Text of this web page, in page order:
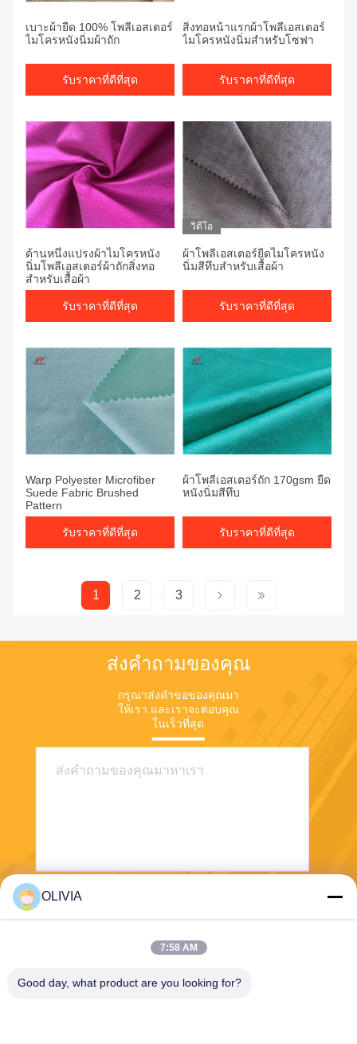
เบาะผ้ายืด 100% โพลีเอสเตอร์
ไมโครหนังนิ่มผ้าถัก
รับราคาที่ดีที่สุด
สิ่งทอหน้าแรกผ้าโพลีเอสเตอร์
ไมโครหนังนิ่มสำหรับโซฟา
รับราคาที่ดีที่สุด
ด้านหนึ่งแปรงผ้าไมโครหนัง
นิ่มโพลีเอสเตอร์ผ้าถักสิ่งทอ
สำหรับเสื้อผ้า
รับราคาที่ดีที่สุด
วิดีโอ
ผ้าโพลีเอสเตอร์ยืดไมโครหนัง
นิ่มสีทึบสำหรับเสื้อผ้า
รับราคาที่ดีที่สุด
Warp Polyester Microfiber
Suede Fabric Brushed
Pattern
รับราคาที่ดีที่สุด
ผ้าโพลีเอสเตอร์ถัก 170gsm ยืด
หนังนิ่มสีทึบ
รับราคาที่ดีที่สุด
1 2 3
ส่งคำถามของคุณ
กรุณาส่งคําขอของคุณมา
ให้เรา และเราจะตอบคุณ
ในเร็วที่สุด
OLIVIA
7:58 AM
Good day, what product are you looking for?